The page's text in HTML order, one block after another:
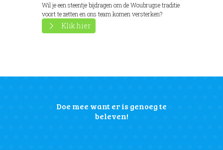
Wil je een steentje bijdragen om de Woubrugse traditie
voort te zetten en ons team komen versterken?
Klik hier
Doe mee want er is genoeg te
beleven!